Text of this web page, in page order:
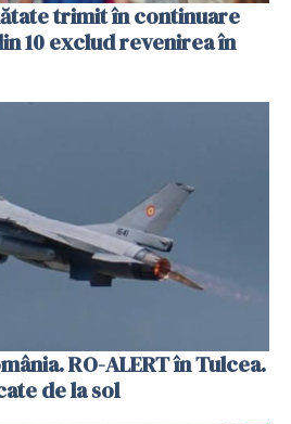
trimit în continuare
10 exclud revenirea în
RO-ALERT în Tulcea.
de la sol